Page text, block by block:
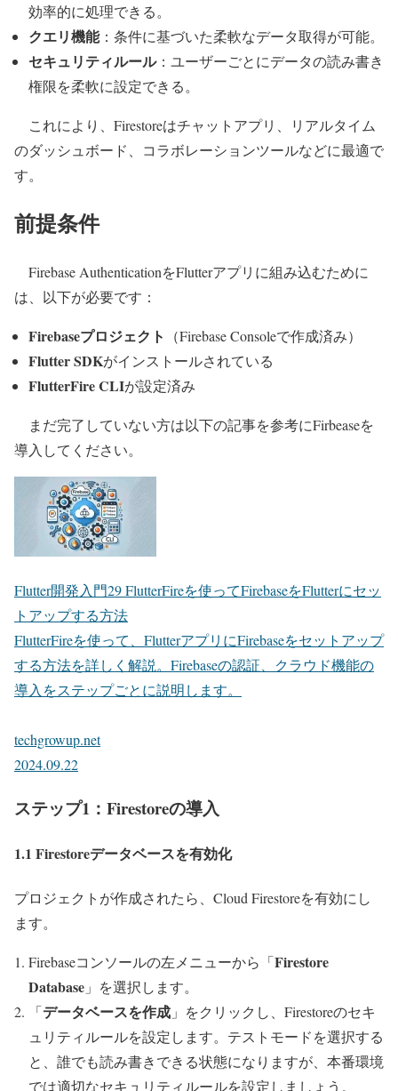
効率的に処理できる。
クエリ機能：条件に基づいた柔軟なデータ取得が可能。
セキュリティルール：ユーザーごとにデータの読み書き
権限を柔軟に設定できる。
これにより、Firestoreはチャットアプリ、リアルタイム
のダッシュボード、コラボレーションツールなどに最適で
す。
前提条件
Firebase AuthenticationをFlutterアプリに組み込むために
は、以下が必要です：
Firebaseプロジェクト （Firebase Consoleで作成済み）
Flutter SDKがインストールされている
FlutterFire CLIが設定済み
まだ完了していない方は以下の記事を参考にFirbeaseを
導入してください。
Flutter開発入門29 FlutterFireを使ってFirebaseをFlutterにセッ
トアップする方法
FlutterFireを使って、FlutterアプリにFirebaseをセットアップ
する方法を詳しく解説。Firebaseの認証、クラウド機能の
導入をステップごとに説明します。
techgrowup.net
2024.09.22
ステップ1：Firestoreの導入
1.1 Firestoreデータベースを有効化
プロジェクトが作成されたら、Cloud Firestoreを有効にし
ます。
Firebaseコンソールの左メニューから「Firestore
Database 」を選択します。
「データベースを作成 」をクリックし、Firestoreのセキ
ュリティルールを設定します。テストモードを選択する
と、誰でも読み書きできる状態になりますが、本番環境
では適切なセキュリティルールを設定しましょう。